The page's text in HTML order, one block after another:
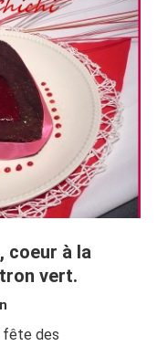
coeur à la
vert.
fête des